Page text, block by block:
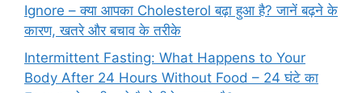
Ignore – क्या आपका Cholesterol बढ़ा हुआ है? जानें बढ़ने के
कारण, खतरे और बचाव के तरीके
Intermittent Fasting: What Happens to Your
Body After 24 Hours Without Food – 24 घंटे का